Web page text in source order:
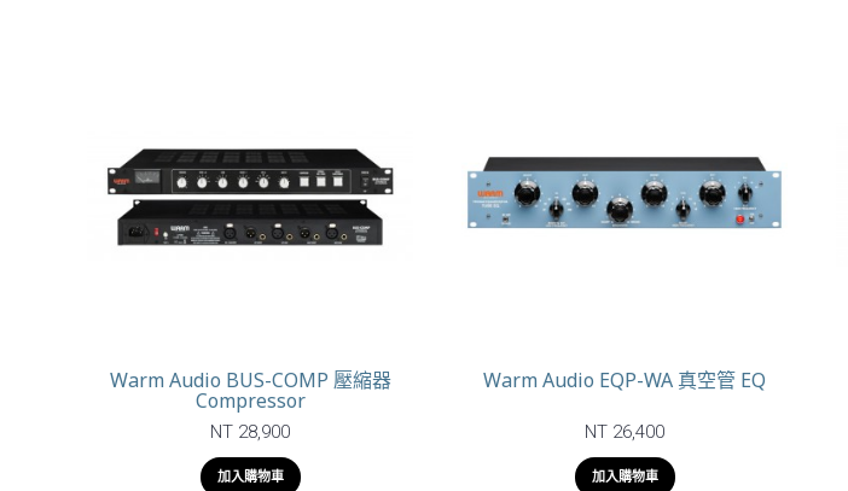
Warm Audio BUS-COMP 壓縮器
Compressor
NT 28,900
加入購物車
Warm Audio EQP-WA 真空管 EQ
NT 26,400
加入購物車